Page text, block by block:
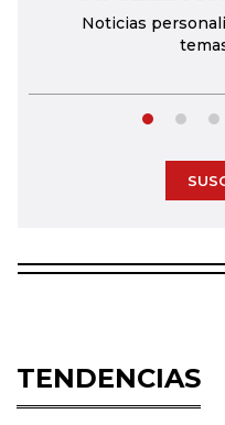
Noticias
TENDENCIAS